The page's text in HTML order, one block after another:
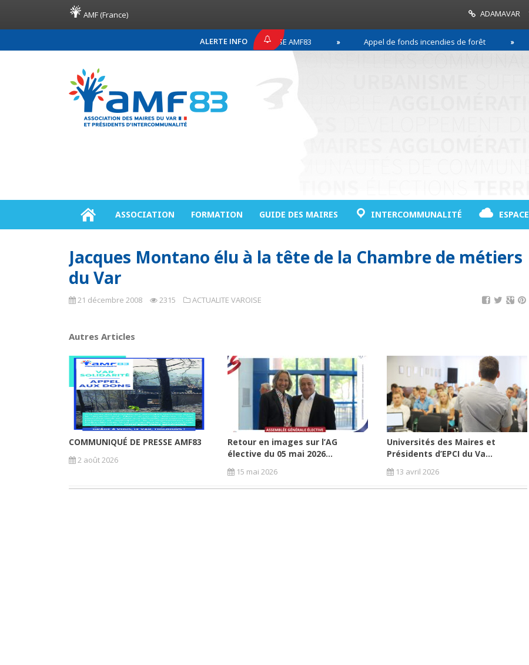
AMF (France) ADAMAVAR
ALERTE INFO
COMMUNIQUÉ DE PRESSE AMF83 Appel de fonds incendies de forêt
ASSOCIATION FORMATION GUIDE DES MAIRES INTERCOMMUNALITÉ
Jacques Montano élu à la tête de la Chambre de métiers
du Var
21 décembre 2008 2315 ACTUALITE VAROISE
Autres Articles
COMMUNIQUÉ DE PRESSE AMF83
2 août 2026
Retour en images sur l’AG
élective du 05 mai 2026...
15 mai 2026
Universités des Maires et
Présidents d’EPCI du Va...
13 avril 2026